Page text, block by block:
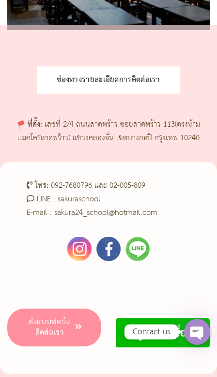
ช่องทางรายละเอียดการติดต่อเรา
ที่ตั้ง: เลขที่ 2/4 ถนนลาดพร้าว ซอยลาดพร้าว 113(ตรงข้าม
แมคโครลาดพร้าว) แขวงคลองจั่น เขตบางกะปิ กรุงเทพ 10240
โทร: 092-7680796 และ 02-005-809
LINE : sakuraschool
E-mail : sakura24_school@hotmail.com
ส่งแบบฟอร์ม
ติดต่อเรา Contact us